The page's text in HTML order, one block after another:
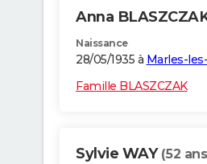
Anna
Naissance
28/05/1935 à Marles-
Famille BLASZCZAK
Sylvie WAY (52